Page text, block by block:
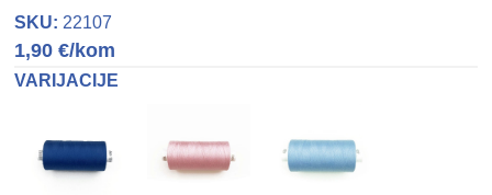
SKU: 22107
1,90€/kom
VARIJACIJE